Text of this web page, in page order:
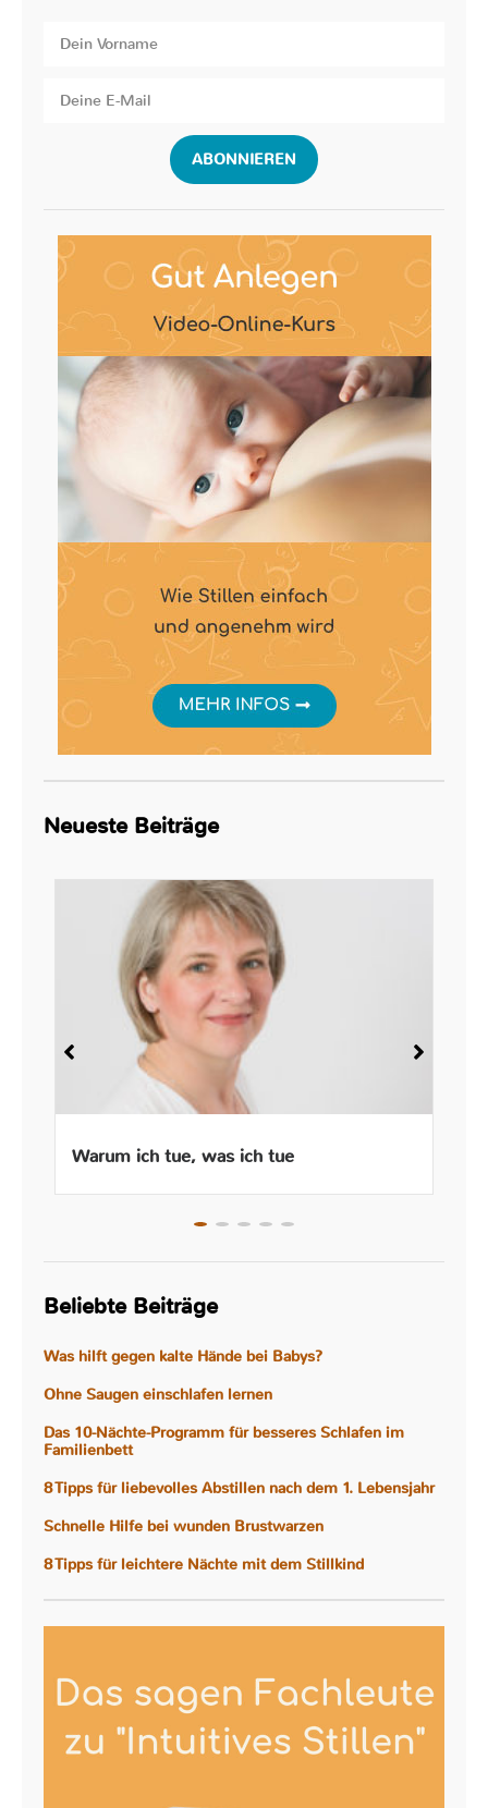
ABONNIEREN
Neueste Beiträge
Warum ich tue, was ich tue
Beliebte Beiträge
Was hilft gegen kalte Hände bei Babys?
Ohne Saugen einschlafen lernen
Das 10-Nächte-Programm für besseres Schlafen im
Familienbett
8 Tipps für liebevolles Abstillen nach dem 1. Lebensjahr
Schnelle Hilfe bei wunden Brustwarzen
8 Tipps für leichtere Nächte mit dem Stillkind